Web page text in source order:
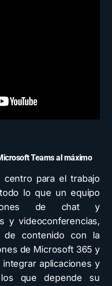
Teams al máximo
para el trabajo
lo que un equipo
de chat y
y videoconferencias,
de contenido con la
de Microsoft 365 y
aplicaciones y
que depende su